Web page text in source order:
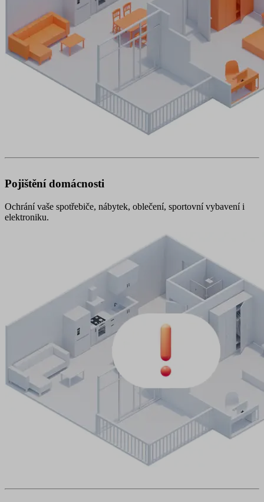
Pojištění domácnosti
Ochrání vaše spotřebiče, nábytek, oblečení, sportovní vybavení i
elektroniku.